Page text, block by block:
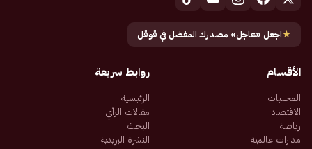
★اجعل «عاجل» مصدرك المفضل في قوقل
الأقسام
المحليات
الاقتصاد
رياضة
مدارات عالمية
روابط سريعة
الرئيسية
مقالات الرأي
البحث
النشرة البريدية